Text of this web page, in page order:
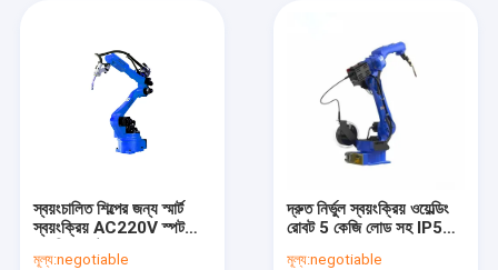
স্বয়ংচালিত শিল্পের জন্য স্মার্ট
স্বয়ংক্রিয় AC220V স্পট
মূল্য:negotiable
দ্রুত নির্ভুল স্বয়ংক্রিয় ওয়েল্ডিং
রোবট 5 কেজি লোড সহ IP50
মূল্য:negotiable